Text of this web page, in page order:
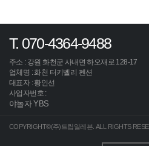
T. 070-4364-9488
주소 : 강원 화천군 사내면 하오재로 128-17
업체명 : 화천 터키벨리 펜션
대표자 : 황인선
사업자번호 :
야놀자 YBS
COPYRIGHT©(주)트립일레븐. ALL RIGHTS